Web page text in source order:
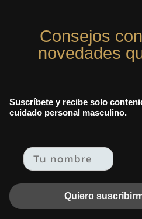
Consejos
novedades
Suscríbete y recibe solo
cuidado personal masculino.
Email
Quiero